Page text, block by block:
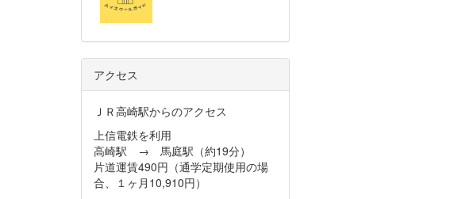
アクセス
ＪＲ高崎駅からのアクセス
上信電鉄を利用
高崎駅 → 馬庭駅（約19分）
片道運賃490円（通学定期使用の場
合、１ヶ月10,910円）